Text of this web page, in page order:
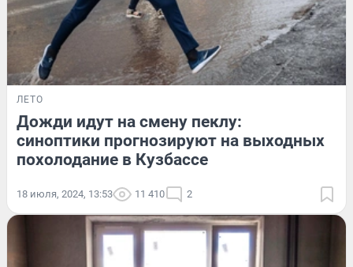
ЛЕТО
Дожди идут на смену пеклу:
синоптики прогнозируют на выходных
похолодание в Кузбассе
18 июля, 2024, 13:53 11 410 2